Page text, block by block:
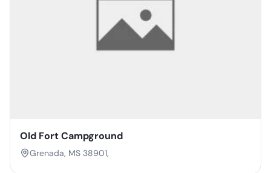
Old Fort Campground
Grenada, MS 38901,